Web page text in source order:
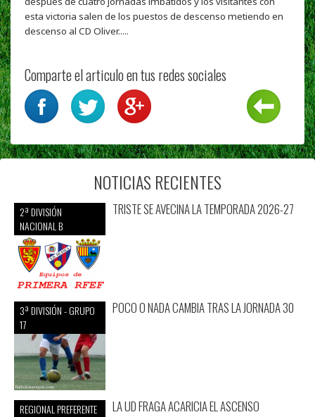
esta victoria salen de los puestos de descenso metiendo en
descenso al CD Oliver.....
Comparte el articulo en tus redes sociales
NOTICIAS RECIENTES
2ª DIVISIÓN
NACIONAL B
TRISTE SE AVECINA LA TEMPORADA 2026-27
3ª DIVISIÓN - GRUPO
17
POCO O NADA CAMBIA TRAS LA JORNADA 30
REGIONAL PREFERENTE
LA UD FRAGA ACARICIA EL ASCENSO